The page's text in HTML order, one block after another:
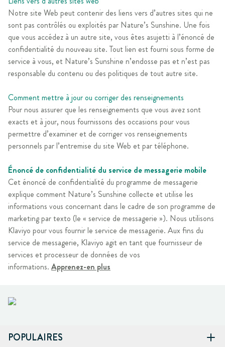
Notre site Web peut contenir des liens vers d’autres sites qui ne
sont pas contrôlés ou exploités par Nature’s Sunshine. Une fois
que vous accédez à un autre site, vous êtes asujetti à l’énoncé de
confidentialité du nouveau site. Tout lien est fourni sous forme de
service à vous, et Nature’s Sunshine n’endosse pas et n’est pas
responsable du contenu ou des politiques de tout autre site.
Comment mettre à jour ou corriger des renseignements
Pour nous assurer que les renseignements que vous avez sont
exacts et à jour, nous fournissons des occasions pour vous
permettre d’examiner et de corriger vos renseignements
personnels par l’entremise du site Web et par téléphone.
Énoncé de confidentialité du service de messagerie mobile
Cet énoncé de confidentialité du programme de messagerie
explique comment Nature’s Sunshine collecte et utilise les
informations vous concernant dans le cadre de son programme de
marketing par texto (le « service de messagerie »). Nous utilisons
Klaviyo pour vous fournir le service de messagerie. Aux fins du
service de messagerie, Klaviyo agit en tant que fournisseur de
services et processeur de données de vos
informations. Apprenez-en plus
POPULAIRES